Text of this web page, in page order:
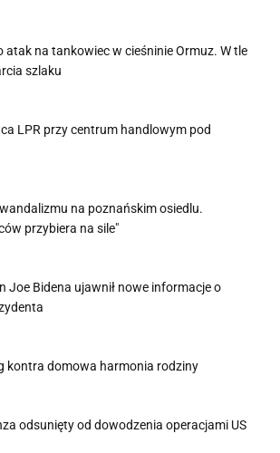
atak na tankowiec w cieśninie Ormuz. W tle
szlaku
LPR przy centrum handlowym pod
na poznańskim osiedlu.
przybiera na sile"
Joe Bidena ujawnił nowe informacje o
kontra domowa harmonia rodziny
odsunięty od dowodzenia operacjami US